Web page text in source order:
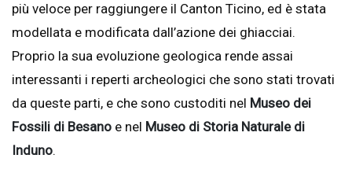
più veloce per raggiungere il Canton Ticino, ed è stata
modellata e modificata dall’azione dei ghiacciai.
Proprio la sua evoluzione geologica rende assai
interessanti i reperti archeologici che sono stati trovati
da queste parti, e che sono custoditi nel Museo dei
Fossili di Besano e nel Museo di Storia Naturale di
Induno.